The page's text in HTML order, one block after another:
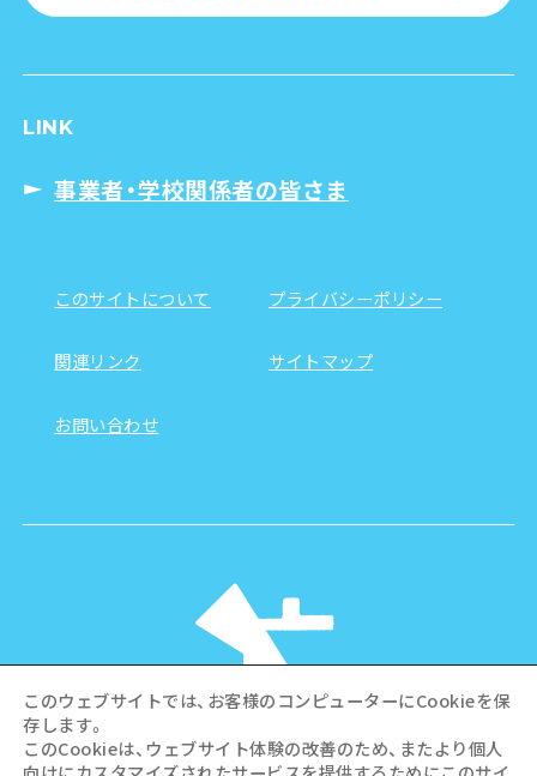
LINK
事業者・学校関係者の皆さま
このサイトについて プライバシーポリシー
関連リンク サイトマップ
お問い合わせ
このウェブサイトでは、お客様のコンピューターにCookieを保
存します。
このCookieは、ウェブサイト体験の改善のため、またより個人